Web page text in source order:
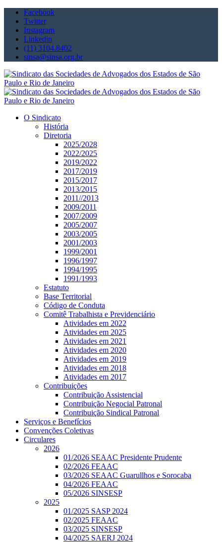
Facebook
Twitter
Instagram
Linkedin
(11) 3104.8402
sinsa@sinsa.org.br
O Sindicato
História
Diretoria
2025/2028
2022/2025
2019/2022
2017/2019
2015/2017
2013/2015
2011//2013
2009/2011
2007/2009
2005/2007
2003/2005
2001/2003
1999/2001
1996/1997
1994/1995
1991/1993
Estatuto
Base Territorial
Código de Conduta
Comitê Trabalhista e Previdenciário
Atividades em 2022
Atividades em 2025
Atividades em 2021
Atividades em 2020
Atividades em 2019
Atividades em 2018
Atividades em 2017
Contribuições
Contribuição Assistencial
Contribuição Negocial Patronal
Contribuição Sindical Patronal
Serviços e Benefícios
Convenções Coletivas
Circulares
2026
01/2026 SEAAC Presidente Prudente
02/2026 FEAAC
03/2026 SEAAC Guarullhos e Sorocaba
04/2026 FEAAC
05/2026 SINSESP
2025
01/2025 SASP 2024
02/2025 FEAAC
03/2025 SINSESP
04/2025 SAERJ 2024